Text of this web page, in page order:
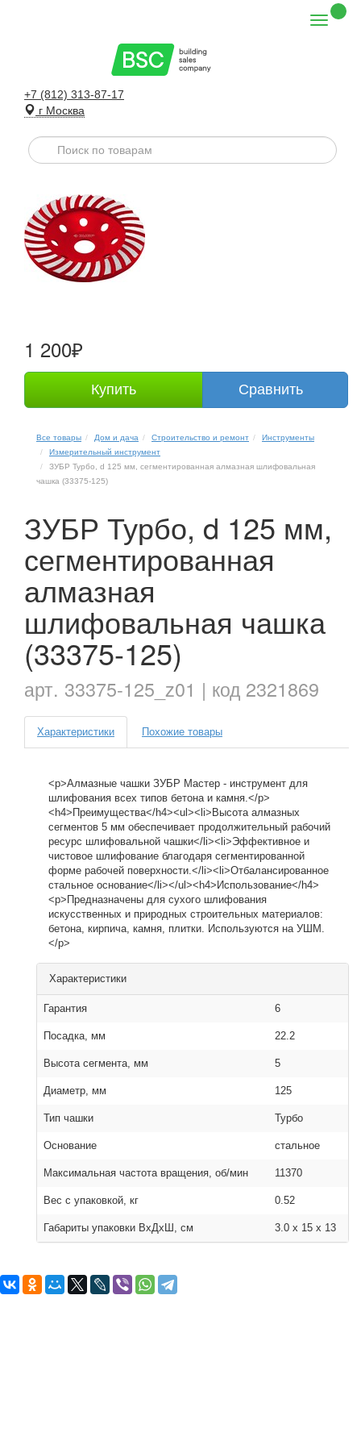
+7 (812) 313-87-17
г Москва
1 200₽
Купить Сравнить
Все товары Дом и дача Строительство и ремонт
Инструменты
Измерительный инструмент
ЗУБР Турбо, d 125 мм, сегментированная алмазная шлифовальная
чашка (33375-125)
ЗУБР Турбо, d 125 мм,
сегментированная
алмазная
шлифовальная чашка
(33375-125)
арт. 33375-125_z01 | код 2321869
Характеристики Похожие товары
<p>Алмазные чашки ЗУБР Мастер - инструмент для
шлифования всех типов бетона и камня.</p>
<h4>Преимущества</h4><ul><li>Высота алмазных
сегментов 5 мм обеспечивает продолжительный рабочий
ресурс шлифовальной чашки</li><li>Эффективное и
чистовое шлифование благодаря сегментированной
форме рабочей поверхности.</li><li>Отбалансированное
стальное основание</li></ul><h4>Использование</h4>
<p>Предназначены для сухого шлифования
искусственных и природных строительных материалов:
бетона, кирпича, камня, плитки. Используются на УШМ.
</p>
Характеристики
Гарантия 6
Посадка, мм 22.2
Высота сегмента, мм 5
Диаметр, мм 125
Тип чашки Турбо
Основание стальное
Максимальная частота вращения, об/мин 11370
Вес с упаковкой, кг 0.52
Габариты упаковки ВхДхШ, см 3.0 x 15 x 13